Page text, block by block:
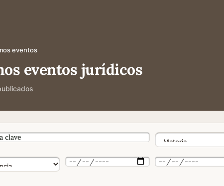
eventos
eventos jurídicos